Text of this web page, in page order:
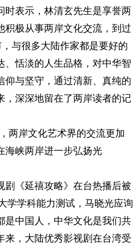
表示，林清玄先生是享誉两
积极从事两岸文化交流，到过
与很多大陆作家都是要好的
、恬淡的人生品格，对中华智
仰与坚守，通过清新、真纯的
，深深地留在了两岸读者的记
岸文化艺术界的交流更加
海峡两岸进一步弘扬光
《延禧攻略》在台热播后被
学学科能力测试，马晓光应询
是中国人，中华文化是我们共
来，大陆优秀影视剧在台湾受